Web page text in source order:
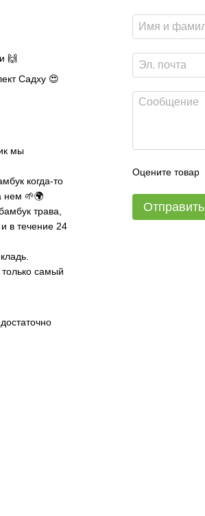
🙌
Садху 😍
мы
когда-то
нем 🌱🌍
трава,
в течение 24
самый
Оцените товар
Отправить